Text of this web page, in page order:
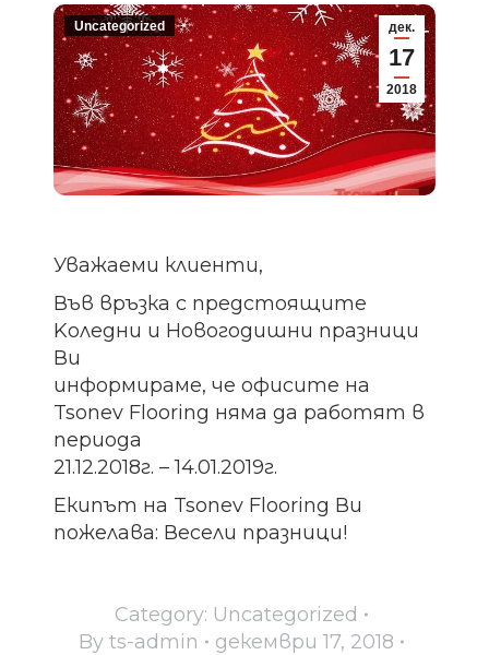
дек.
17
2018
Uncategorized
Уважаеми клиенти,
Във връзка с предстоящите
Koледни и Новогодишни празници
Ви
информираме, че офисите на
Tsonev Flooring няма да работят в
периода
21.12.2018г. – 14.01.2019г.
Екипът на Tsonev Flooring Ви
пожелава: Весели празници!
Category: Uncategorized
By ts-admin
декември 17, 2018